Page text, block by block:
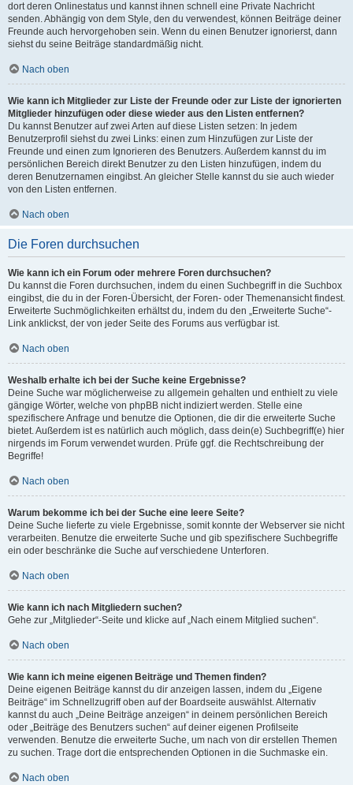
dort deren Onlinestatus und kannst ihnen schnell eine Private Nachricht
senden. Abhängig von dem Style, den du verwendest, können Beiträge deiner
Freunde auch hervorgehoben sein. Wenn du einen Benutzer ignorierst, dann
siehst du seine Beiträge standardmäßig nicht.
Nach oben
Wie kann ich Mitglieder zur Liste der Freunde oder zur Liste der ignorierten
Mitglieder hinzufügen oder diese wieder aus den Listen entfernen?
Du kannst Benutzer auf zwei Arten auf diese Listen setzen: In jedem
Benutzerprofil siehst du zwei Links: einen zum Hinzufügen zur Liste der
Freunde und einen zum Ignorieren des Benutzers. Außerdem kannst du im
persönlichen Bereich direkt Benutzer zu den Listen hinzufügen, indem du
deren Benutzernamen eingibst. An gleicher Stelle kannst du sie auch wieder
von den Listen entfernen.
Nach oben
Die Foren durchsuchen
Wie kann ich ein Forum oder mehrere Foren durchsuchen?
Du kannst die Foren durchsuchen, indem du einen Suchbegriff in die Suchbox
eingibst, die du in der Foren-Übersicht, der Foren- oder Themenansicht findest.
Erweiterte Suchmöglichkeiten erhältst du, indem du den „Erweiterte Suche“-
Link anklickst, der von jeder Seite des Forums aus verfügbar ist.
Nach oben
Weshalb erhalte ich bei der Suche keine Ergebnisse?
Deine Suche war möglicherweise zu allgemein gehalten und enthielt zu viele
gängige Wörter, welche von phpBB nicht indiziert werden. Stelle eine
spezifischere Anfrage und benutze die Optionen, die dir die erweiterte Suche
bietet. Außerdem ist es natürlich auch möglich, dass dein(e) Suchbegriff(e) hier
nirgends im Forum verwendet wurden. Prüfe ggf. die Rechtschreibung der
Begriffe!
Nach oben
Warum bekomme ich bei der Suche eine leere Seite?
Deine Suche lieferte zu viele Ergebnisse, somit konnte der Webserver sie nicht
verarbeiten. Benutze die erweiterte Suche und gib spezifischere Suchbegriffe
ein oder beschränke die Suche auf verschiedene Unterforen.
Nach oben
Wie kann ich nach Mitgliedern suchen?
Gehe zur „Mitglieder“-Seite und klicke auf „Nach einem Mitglied suchen“.
Nach oben
Wie kann ich meine eigenen Beiträge und Themen finden?
Deine eigenen Beiträge kannst du dir anzeigen lassen, indem du „Eigene
Beiträge“ im Schnellzugriff oben auf der Boardseite auswählst. Alternativ
kannst du auch „Deine Beiträge anzeigen“ in deinem persönlichen Bereich
oder „Beiträge des Benutzers suchen“ auf deiner eigenen Profilseite
verwenden. Benutze die erweiterte Suche, um nach von dir erstellen Themen
zu suchen. Trage dort die entsprechenden Optionen in die Suchmaske ein.
Nach oben